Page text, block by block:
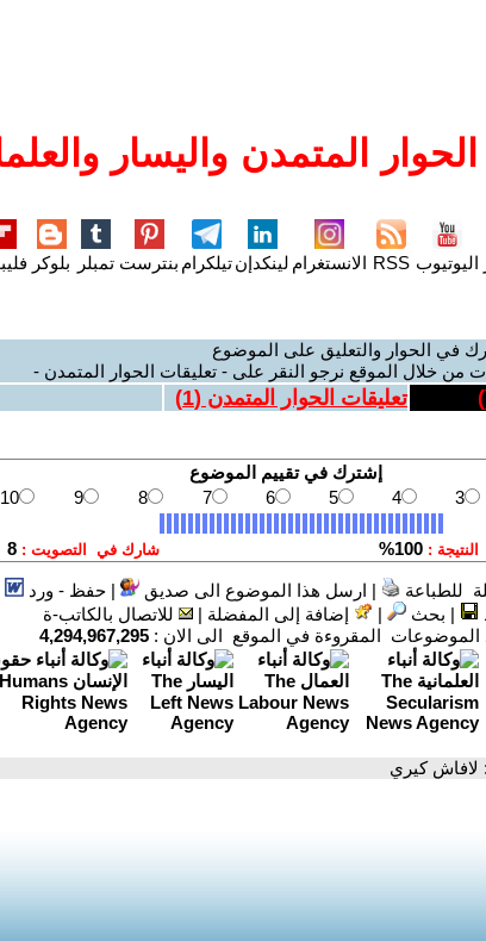
المتمدن واليسار
اليوتيوب RSS الانستغرام لينكدإنتيلكرام بنترست تمبلر بلوكر
في الحوار والتعليق على الموضوع
من خلال الموقع نرجو النقر على - تعليقات الحوار المتمدن -
) تعليقات الحوار المتمدن (1
)
للطباعة | ارسل هذا الموضوع الى صديق |حفظ - ورد
| بحث | إضافة إلى المفضلة |
للاتصال بالكاتب-ة
المقروءة في الموقع الى الان : 4,294,967,295
لافاش كيري